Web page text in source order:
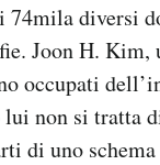
74mila diversi
Joon H. Kim,
occupati
lui non si tratta
di uno schema